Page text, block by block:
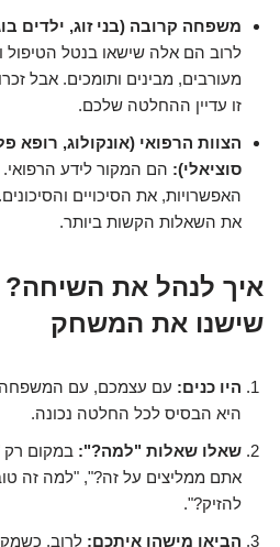
משפחה קרובה (בני זוג, ילדים
לרוב הם אלה שישאו בנטל הטיפול
מעורבים, מבינים ותומכים. אבל
זו עדיין ההחלטה שלכם.
הצוות הרפואי (אונקולוג, רופא
סוציאלי): הם המקור לידע
האפשרויות, את הסיכויים
את השאלות הקשות ביותר.
שישנו את המשחק
היו כנים: עם עצמכם, עם המשפחה
היא הבסיס לכל החלטה נכונה.
שאלו שאלות "למה?": במקום
אתם ממליצים על זה?", "למה זה
להזיק?".
הביאו מישהו איתכם: לרוב,